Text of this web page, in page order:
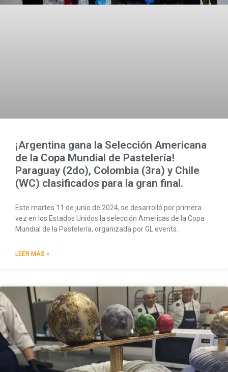
¡Argentina gana la Selección Americana
de la Copa Mundial de Pastelería!
Paraguay (2do), Colombia (3ra) y Chile
(WC) clasificados para la gran final.
Este martes 11 de junio de 2024, se desarrolló por primera
vez en los Estados Unidos la selección Americas de la Copa
Mundial de la Pastelería, organizada por GL events.
LEER MÁS »